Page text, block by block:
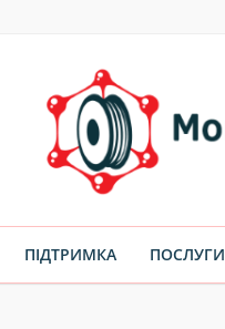
ПІДТРИМКА ПОСЛУГИ